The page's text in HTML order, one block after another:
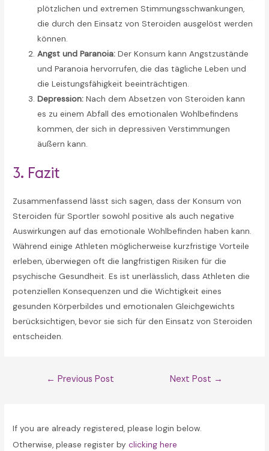
plötzlichen und extremen Stimmungsschwankungen,
die durch den Einsatz von Steroiden ausgelöst werden
können.
Angst und Paranoia: Der Konsum kann Angstzustände
und Paranoia hervorrufen, die das tägliche Leben und
die Leistungsfähigkeit beeinträchtigen.
Depression: Nach dem Absetzen von Steroiden kann
es zu einem Abfall des emotionalen Wohlbefindens
kommen, der sich in depressiven Verstimmungen
äußern kann.
3. Fazit
Zusammenfassend lässt sich sagen, dass der Konsum von
Steroiden für Sportler sowohl positive als auch negative
Auswirkungen auf das emotionale Wohlbefinden haben kann.
Während einige Athleten möglicherweise kurzfristige Vorteile
erleben, überwiegen oft die langfristigen Risiken für die
psychische Gesundheit. Es ist unerlässlich, dass Athleten die
potenziellen Konsequenzen und die Wichtigkeit eines
gesunden Körperbildes und emotionalen Gleichgewichts
berücksichtigen, bevor sie sich für den Einsatz von Steroiden
entscheiden.
← Previous Post Next Post →
If you are already registered, please login below.
Otherwise, please register byclicking here